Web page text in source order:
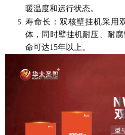
暖温度和运行状态。
寿命长：双核壁挂机采用
体，同时壁挂机耐压、耐
命可达15年以上。